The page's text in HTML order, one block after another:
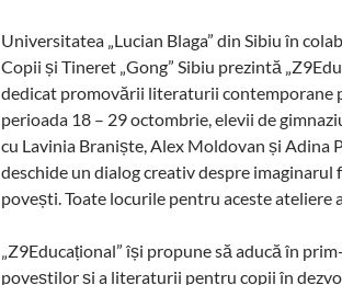
Universitatea „Lucian Blaga” din Sibiu în
Copii și Tineret „Gong” Sibiu prezintă
dedicat promovării literaturii contemporane
perioada 18 – 29 octombrie, elevii de
cu Lavinia Braniște, Alex Moldovan și Adina
deschide un dialog creativ despre imaginarul
povești. Toate locurile pentru aceste ateliere
„Z9Educațional” își propune să aducă în
poveștilor și a literaturii pentru copii în